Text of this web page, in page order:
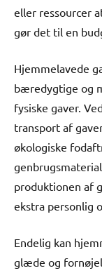
eller ressourcer
gør det til en
Hjemmelavede
bæredygtige og
fysiske gaver.
transport af
økologiske
produktionen af
ekstra personlig
Endelig kan
glæde og